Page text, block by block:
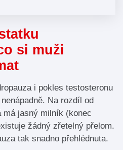
si muži
i pokles testosteronu
Na rozdíl od
má jasný milník (konec
žádný zřetelný přelom.
tak snadno přehlédnuta.